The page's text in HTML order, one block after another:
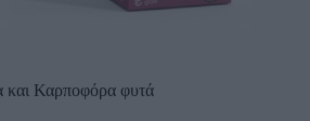
και Καρποφόρα φυτά